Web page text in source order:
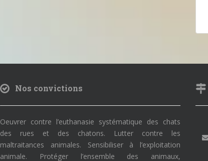
Nos convictions
Oeuvrer contre l’euthanasie systématique des chats
des rues et des chatons. Lutter contre les
maltraitances animales. Sensibiliser à l’exploitation
animale. Protéger l’ensemble des animaux,